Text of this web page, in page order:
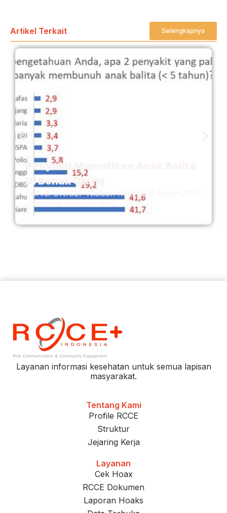
Artikel Terkait Selengkapnya
Penyakit Mematikan Anak Balita
Di Benak Orang
Survei UNICEF Nielsen Kwartal 4 tahun 2024
mencoba mencari tahu. . .
Layanan informasi kesehatan untuk semua lapisan
masyarakat.
Tentang Kami
Profile RCCE
Struktur
Jejaring Kerja
Layanan
Cek Hoax
RCCE Dokumen
Laporan Hoaks